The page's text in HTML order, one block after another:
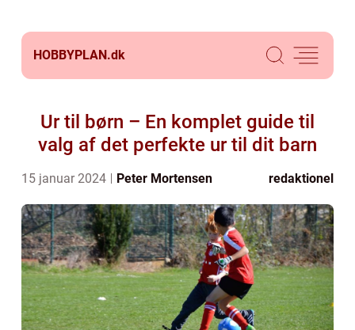
HOBBYPLAN.dk
Ur til børn – En komplet guide til
valg af det perfekte ur til dit barn
15 januar 2024 Peter Mortensen redaktionel